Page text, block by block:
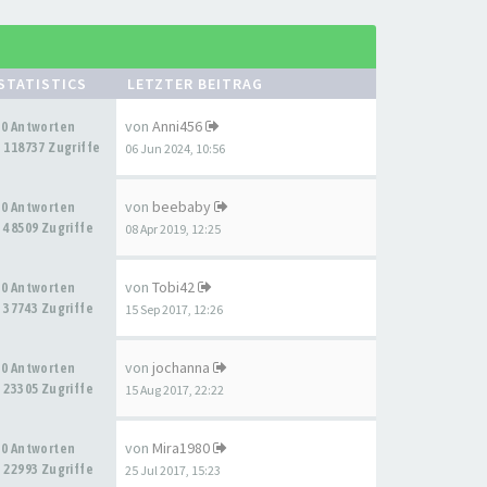
LETZTER BEITRAG
0 Antworten
118737 Zugriffe
von Anni456
06 Jun 2024, 10:56
0 Antworten
48509 Zugriffe
von beebaby
08 Apr 2019, 12:25
0 Antworten
37743 Zugriffe
von Tobi42
15 Sep 2017, 12:26
0 Antworten
23305 Zugriffe
von jochanna
15 Aug 2017, 22:22
0 Antworten
22993 Zugriffe
von Mira1980
25 Jul 2017, 15:23